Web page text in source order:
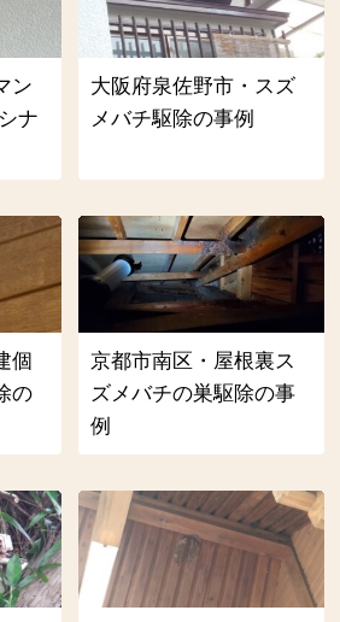
ン
ナ
大阪府泉佐野市・スズ
メバチ駆除の事例
個
の
京都市南区・屋根裏ス
ズメバチの巣駆除の事
例